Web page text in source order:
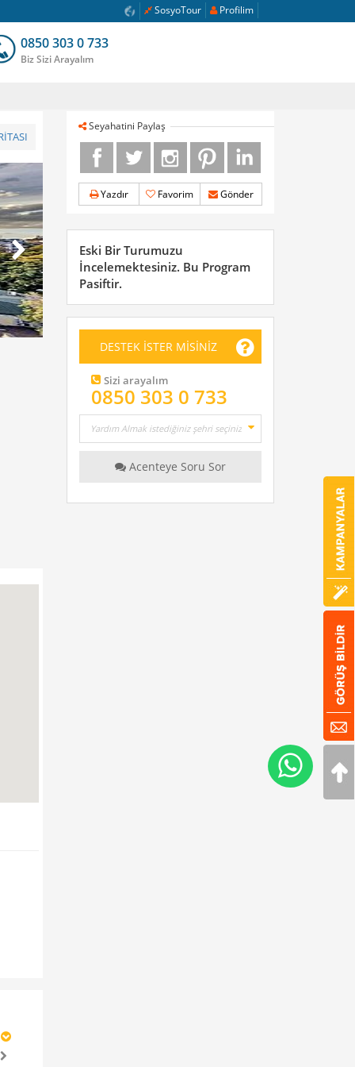
Profilim
SosyoTour
0850 303 0 733
Biz Sizi Arayalım
Seyahatini Paylaş
Yazdır Favorim Gönder
Eski Bir Turumuzu
İncelemektesiniz. Bu Program
Pasiftir.
DESTEK İSTER MİSİNİZ
Sizi arayalım
0850 303 0 733
Acenteye Soru Sor